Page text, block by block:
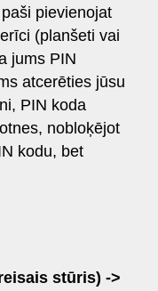
pievienojat
(planšeti vai
jums PIN
atcerēties jūsu
PIN koda
nobloķējot
kodu, bet
stūris) ->